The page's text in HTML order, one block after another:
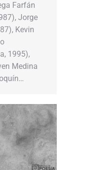
Farfán
Jorge
Kevin
1995),
Medina